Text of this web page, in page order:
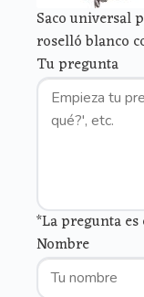
Saco universal
roselló blanco
Tu pregunta
*La pregunta
Nombre